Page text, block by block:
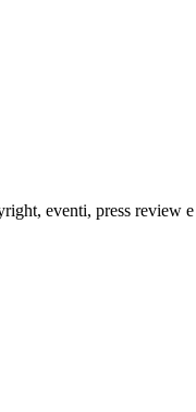
eventi, press review